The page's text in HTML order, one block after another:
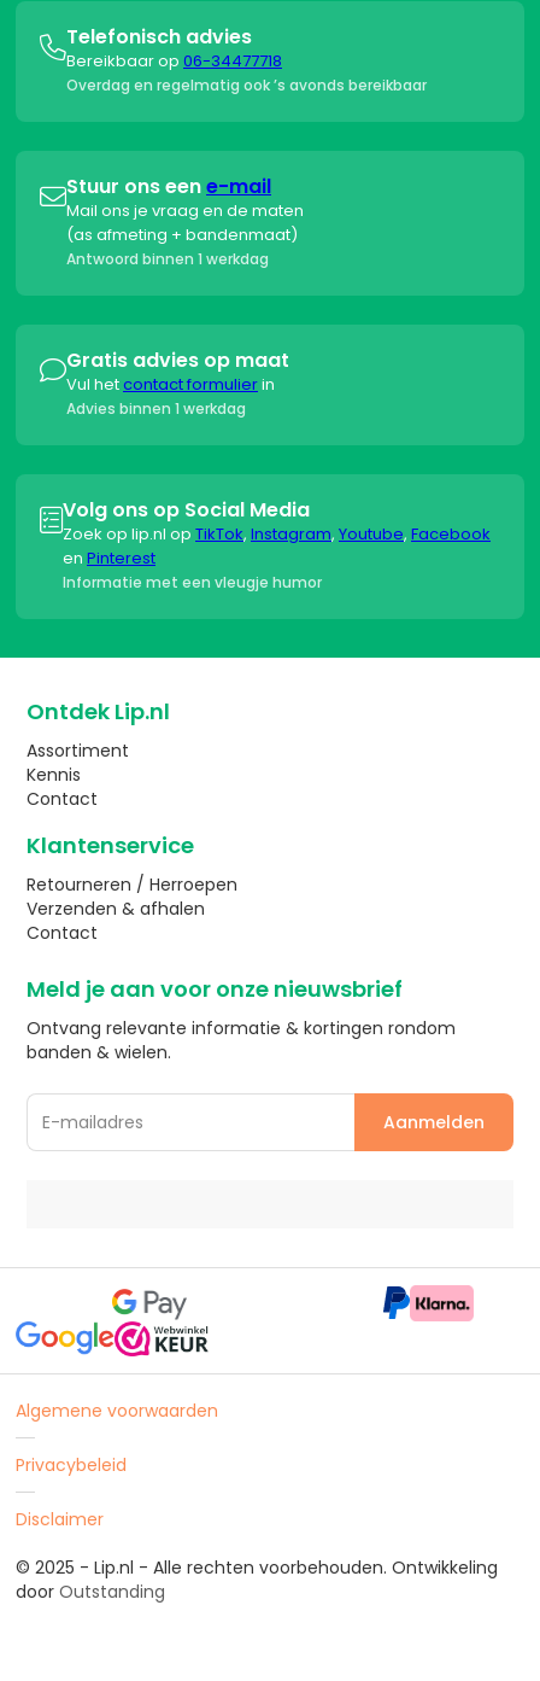
Telefonisch advies
Bereikbaar op 06-34477718
Overdag en regelmatig ook ’s avonds bereikbaar
Stuur ons eene-mail
Mail ons je vraag en de maten
(as afmeting + bandenmaat)
Antwoord binnen 1 werkdag
Gratis advies op maat
Vul hetcontact formulierin
Advies binnen 1 werkdag
Volg ons op Social Media
Zoek op lip.nl op TikTok, Instagram, Youtube, Facebook
en Pinterest
Informatie met een vleugje humor
Ontdek Lip.nl
Assortiment
Kennis
Contact
Klantenservice
Retourneren / Herroepen
Verzenden & afhalen
Contact
Meld je aan voor onze nieuwsbrief
Ontvang relevante informatie & kortingen rondom
banden & wielen.
Algemene voorwaarden
Privacybeleid
Disclaimer
© 2025 - Lip.nl - Alle rechten voorbehouden. Ontwikkeling
door Outstanding